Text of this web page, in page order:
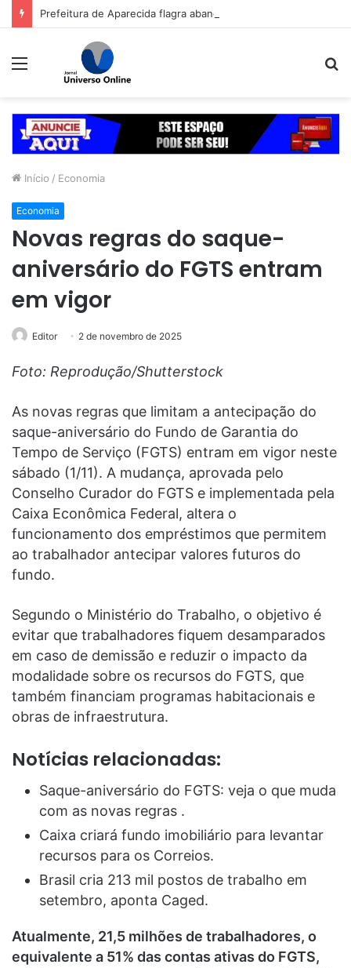
Menu
Início / Economia
Economia
Novas regras do saque-
aniversário do FGTS entram
em vigor
Editor 2 de novembro de 2025
Foto: Reprodução/Shutterstock
As novas regras que limitam a antecipação do
saque-aniversário do Fundo de Garantia do
Tempo de Serviço (FGTS) entram em vigor neste
sábado (1/11). A mudança, aprovada pelo
Conselho Curador do FGTS e implementada pela
Caixa Econômica Federal, altera o
funcionamento dos empréstimos que permitem
ao trabalhador antecipar valores futuros do
fundo.
Segundo o Ministério do Trabalho, o objetivo é
evitar que trabalhadores fiquem desamparados
em caso de demissão e reduzir o impacto da
modalidade sobre os recursos do FGTS, que
também financiam programas habitacionais e
obras de infraestrutura.
Notícias relacionadas:
Saque-aniversário do FGTS: veja o que muda
com as novas regras .
Caixa criará fundo imobiliário para levantar
recursos para os Correios.
Brasil cria 213 mil postos de trabalho em
setembro, aponta Caged.
Atualmente, 21,5 milhões de trabalhadores, o
equivalente a 51% das contas ativas do FGTS,